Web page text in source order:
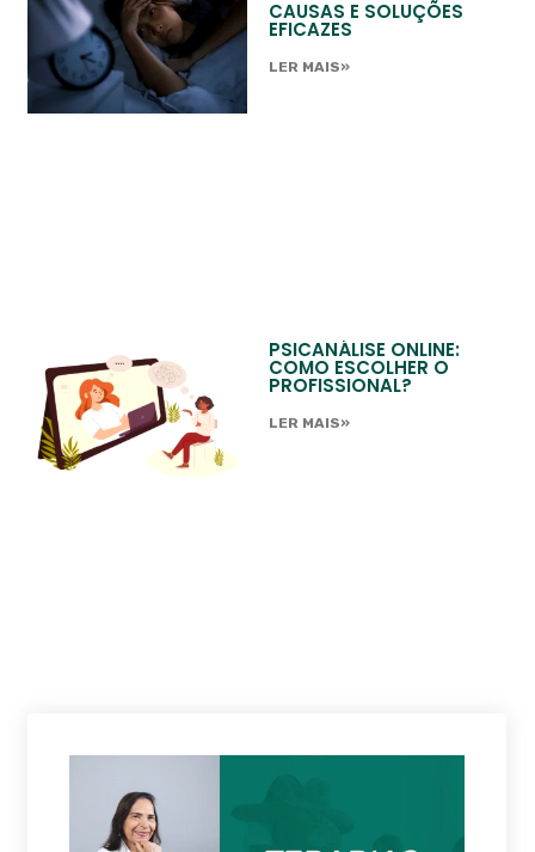
CAUSAS E SOLUÇÕES
EFICAZES
LER MAIS»
PSICANÁLISE ONLINE:
COMO ESCOLHER O
PROFISSIONAL?
LER MAIS»